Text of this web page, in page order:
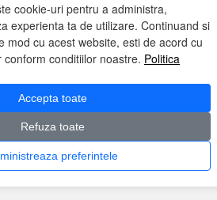
cookie-uri pentru a administra,
experienta ta de utilizare. Continuand si
mod cu acest website, esti de acord cu
conditiilor noastre. Politica
Accepta toate
Refuza toate
preferintele